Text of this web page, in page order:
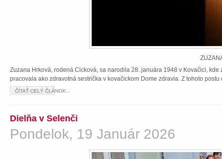
Zuzana Hrková, rodená Cicková, sa narodila 28. januára 1948 v Kovačici,
pracovala ako zdravotná sestrička v kovačickom Dome zdravia. Z tohoto
ČÍTAŤ CELÝ ČLÁNOK...
Dielňa v Selenči
Pondelok, 19 Január 2026